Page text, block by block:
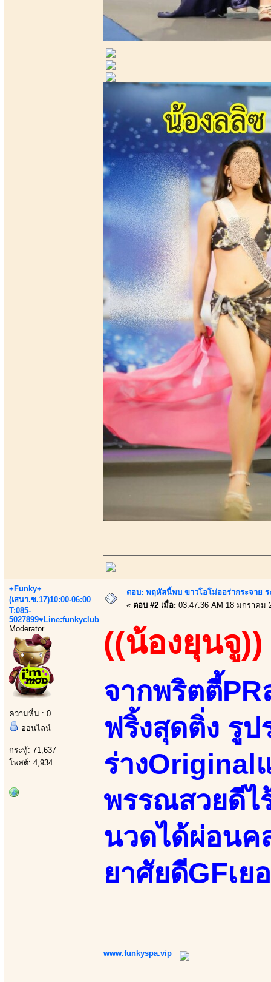
+Funky+
(เสนา.ซ.17)10:00-06:00
T:085-
5027899♥Line:funkyclub
Moderator
ความหื่น : 0
ออนไลน์
กระทู้: 71,637
โพสต์: 4,934
ตอบ: พฤหัสนี้พบ ขาวโอโม่ออร่ากระจาย
« ตอบ #2 เมื่อ: 03:47:36 AM 18 มกราคม
((น้องยุนจู))
จากพริตตี้PR
ฟริ้งสุดติ่ง รูป
ร่างOriginal
พรรณสวยดีไ
นวดได้ผ่อนค
ยาศัยดีGFเ
www.funkyspa.vip